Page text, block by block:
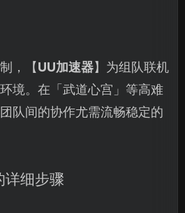
，【UU加速器】为组队联机
境。在「武道心宫」等高难
队间的协作尤需流畅稳定的
详细步骤